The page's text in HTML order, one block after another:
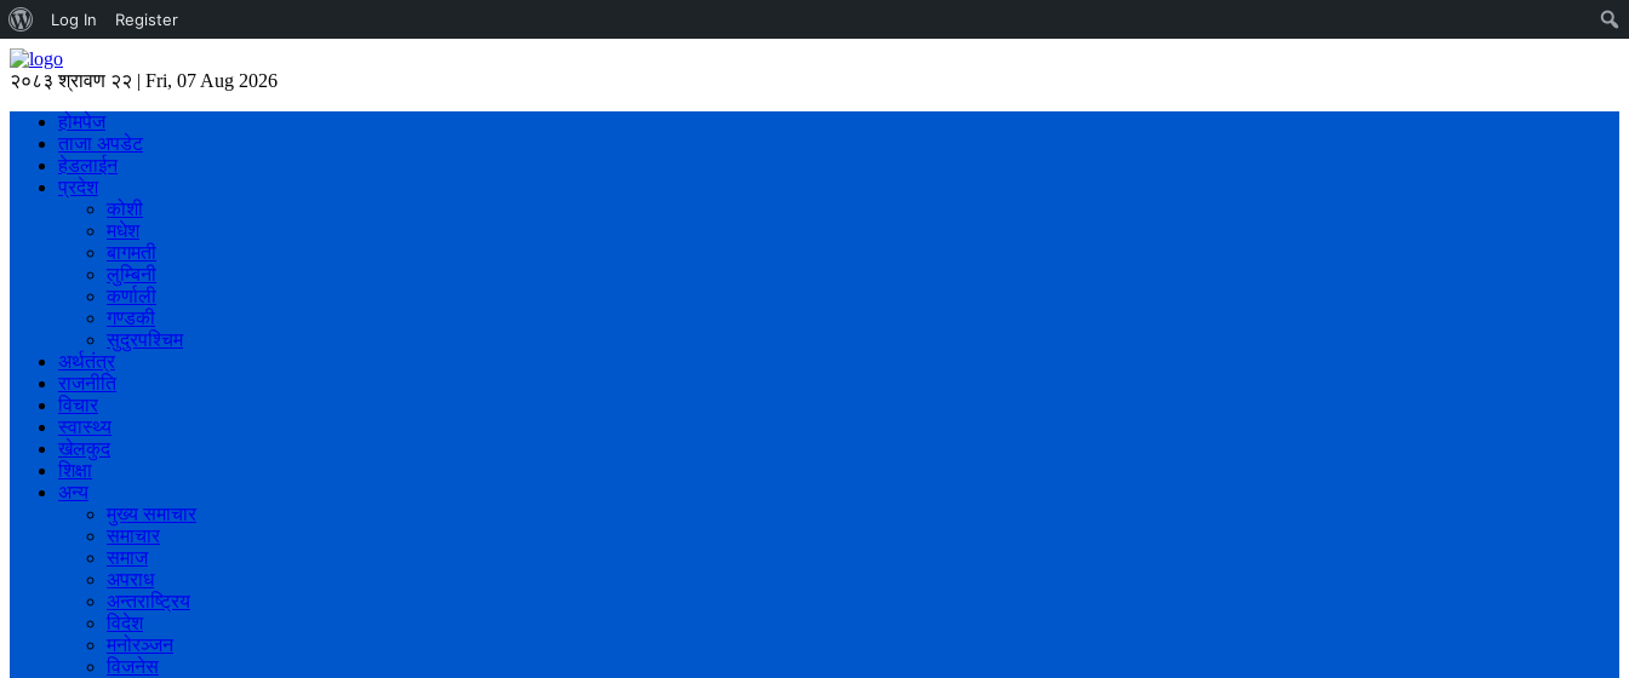
About
WordPress
Log In Register
२०८३ श्रावण २२ | Fri, 07 Aug 2026
होमपेज
ताजा अपडेट
हेडलाईन
प्रदेश
कोशी
मधेश
बागमती
लुम्बिनी
कर्णाली
गण्डकी
सुदुरपश्चिम
अर्थतंत्र
राजनीति
विचार
स्वास्थ्य
खेलकुद
शिक्षा
अन्य
मुख्य समाचार
समाचार
समाज
अपराध
अन्तराष्ट्रिय
विदेश
मनोरञ्जन
विजनेस